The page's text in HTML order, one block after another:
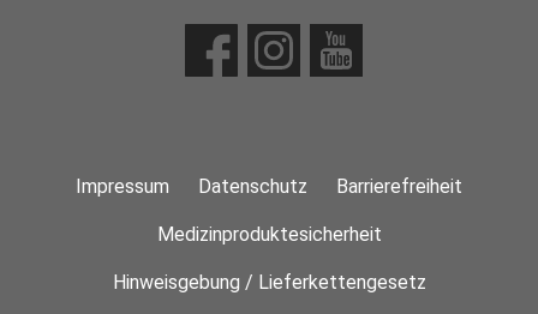
Impressum Datenschutz Barrierefreiheit
Medizinproduktesicherheit
Hinweisgebung / Lieferkettengesetz